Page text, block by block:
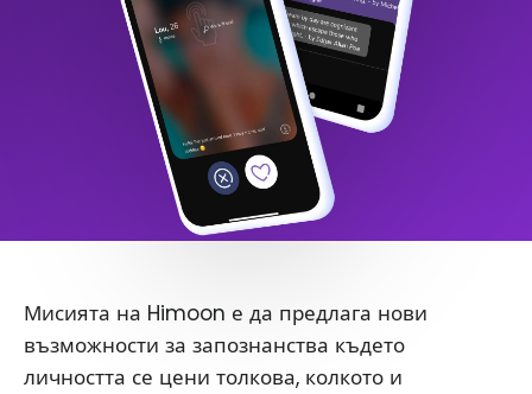
Мисията на Himoon е да предлага нови
възможности за запознанства където
личността се цени толкова, колкото и